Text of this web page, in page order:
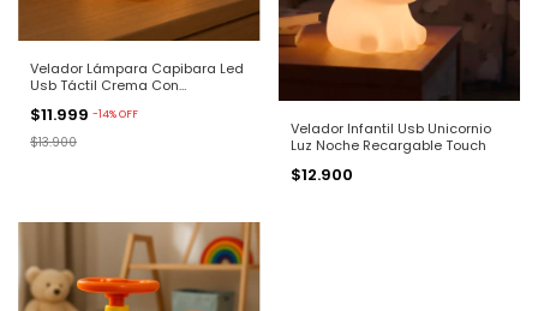
Velador Lámpara Capibara Led
Usb Táctil Crema Con
$11.999 -14%OFF
$13.900
Velador Infantil Usb Unicornio
Luz Noche Recargable Touch
$12.900